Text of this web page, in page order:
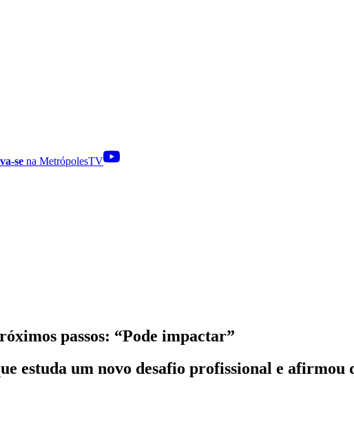
se na MetrópolesTV
passos: “Pode impactar”
estuda um novo desafio profissional e afirmou